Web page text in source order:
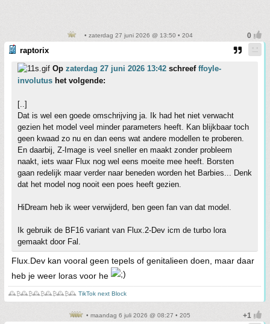
• zaterdag 27 juni 2026 @ 13:50 • 204
raptorix
Op zaterdag 27 juni 2026 13:42 schreef ffoyle-
involutus het volgende:
[..]
Dat is wel een goede omschrijving ja. Ik had het niet verwacht
gezien het model veel minder parameters heeft. Kan blijkbaar toch
geen kwaad zo nu en dan eens wat andere modellen te proberen.
En daarbij, Z-Image is veel sneller en maakt zonder probleem
naakt, iets waar Flux nog wel eens moeite mee heeft. Borsten
gaan redelijk maar verder naar beneden worden het Barbies... Denk
dat het model nog nooit een poes heeft gezien.
HiDream heb ik weer verwijderd, ben geen fan van dat model.
Ik gebruik de BF16 variant van Flux.2-Dev icm de turbo lora
gemaakt door Fal.
Flux.Dev kan vooral geen tepels of genitalieen doen, maar daar
heb je weer loras voor he
🕰️₿🕰️₿🕰️₿🕰️₿🕰️₿🕰️ TikTok next Block
• maandag 6 juli 2026 @ 08:27 • 205